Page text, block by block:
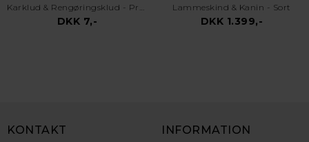
Karklud & Rengøringsklud - Pro Kvalitet - Valgfri Farve
DKK 7,-
Lammeskind & Kanin - Sort
DKK 1.399,-
KONTAKT INFORMATION